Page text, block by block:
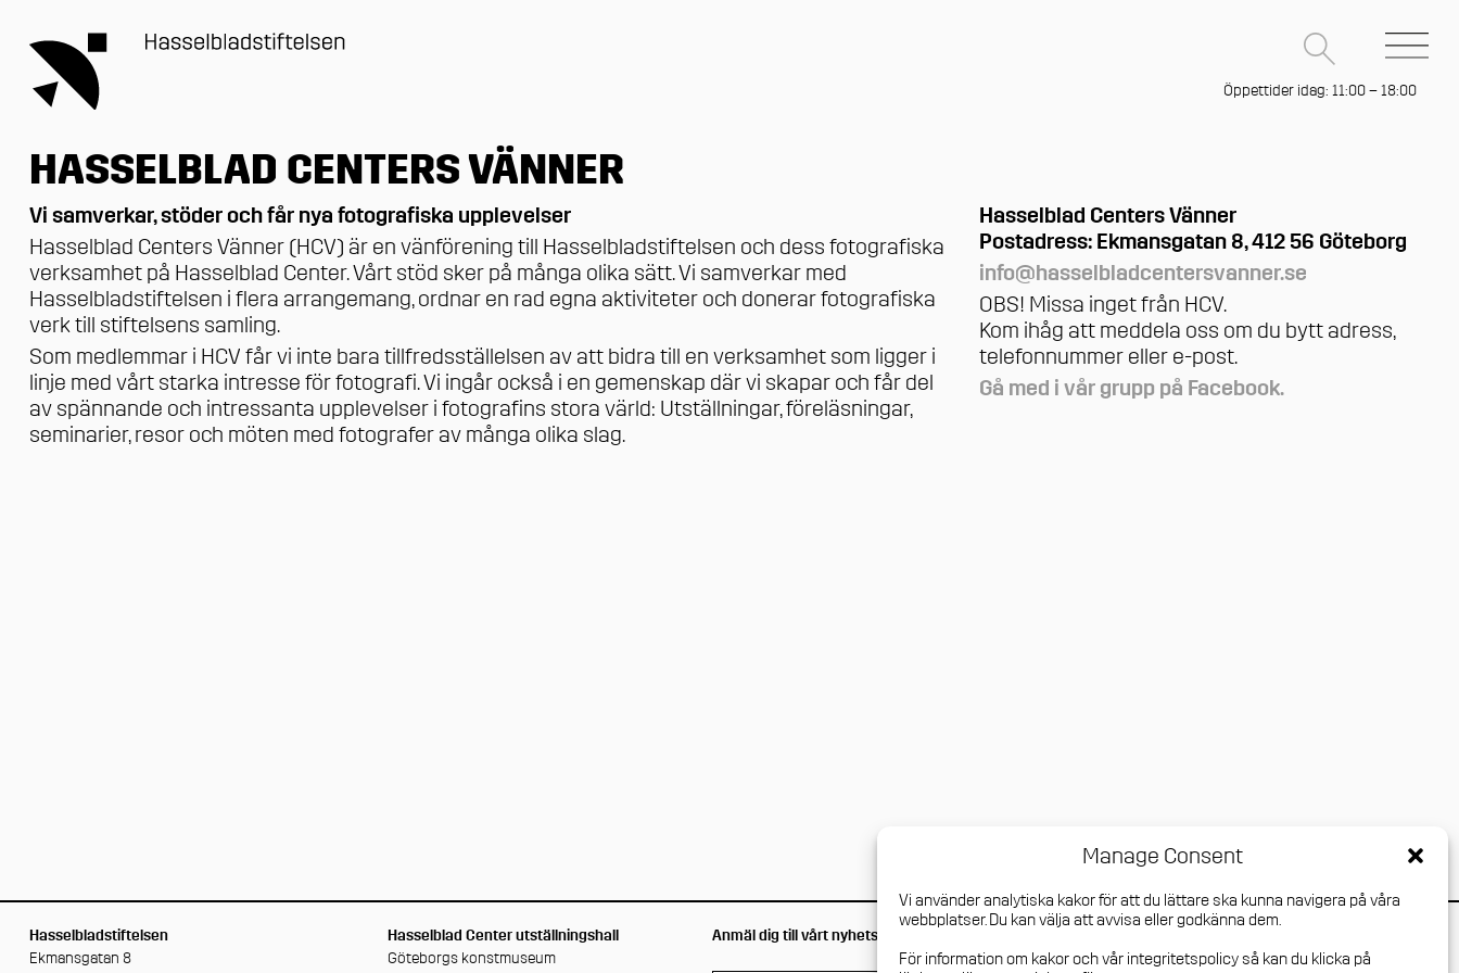
Manage Consent
Vi använder analytiska kakor för att du lättare ska kunna navigera på våra
webbplatser. Du kan välja att avvisa eller godkänna dem.
För information om kakor och vår integritetspolicy så kan du klicka på
Öppettider idag: 11:00 – 18:00
HASSELBLAD CENTERS VÄNNER
Vi samverkar, stöder och får nya fotografiska upplevelser
Hasselblad Centers Vänner (HCV) är en vänförening till Hasselbladstiftelsen och dess fotografiska
verksamhet på Hasselblad Center. Vårt stöd sker på många olika sätt. Vi samverkar med
Hasselbladstiftelsen i flera arrangemang, ordnar en rad egna aktiviteter och donerar fotografiska
verk till stiftelsens samling.
Som medlemmar i HCV får vi inte bara tillfredsställelsen av att bidra till en verksamhet som ligger i
linje med vårt starka intresse för fotografi. Vi ingår också i en gemenskap där vi skapar och får del
av spännande och intressanta upplevelser i fotografins stora värld: Utställningar, föreläsningar,
seminarier, resor och möten med fotografer av många olika slag.
Hasselblad Centers Vänner
Postadress: Ekmansgatan 8, 412 56 Göteborg
info@hasselbladcentersvanner.se
OBS! Missa inget från HCV.
Kom ihåg att meddela oss om du bytt adress,
telefonnummer eller e-post.
Gå med i vår grupp på Facebook.
Hasselbladstiftelsen
Ekmansgatan 8
Hasselblad Center utställningshall
Göteborgs konstmuseum
Anmäl dig till vårt nyhetsbrev